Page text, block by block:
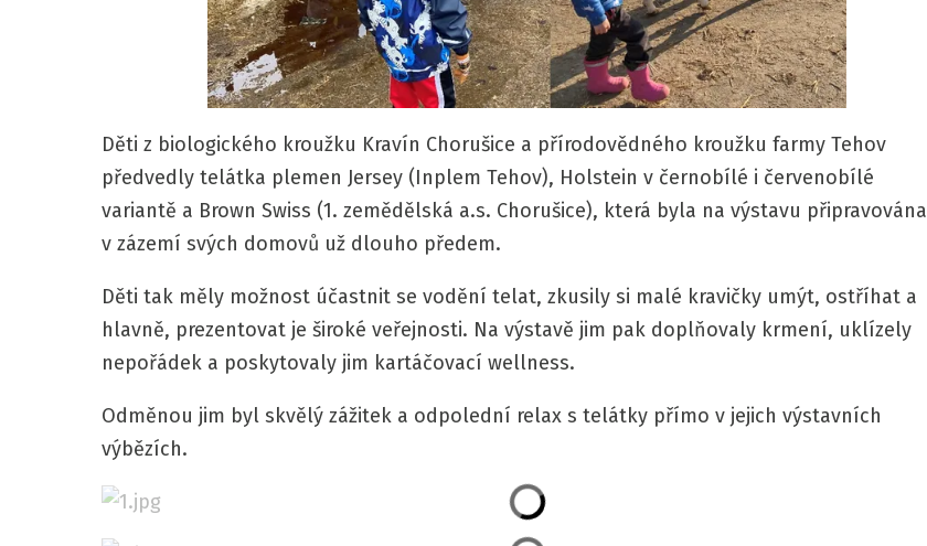
Děti z biologického kroužku Kravín Chorušice a přírodovědného kroužku farmy Tehov
předvedly telátka plemen Jersey (Inplem Tehov), Holstein v černobílé i červenobílé
variantě a Brown Swiss (1. zemědělská a.s. Chorušice), která byla na výstavu připravována
v zázemí svých domovů už dlouho předem.
Děti tak měly možnost účastnit se vodění telat, zkusily si malé kravičky umýt, ostříhat a
hlavně, prezentovat je široké veřejnosti. Na výstavě jim pak doplňovaly krmení, uklízely
nepořádek a poskytovaly jim kartáčovací wellness.
Odměnou jim byl skvělý zážitek a odpolední relax s telátky přímo v jejich výstavních
výbězích.